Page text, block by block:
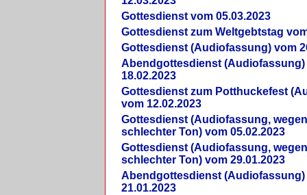
Gottesdienst vom 05.03.2023
Gottesdienst zum Weltgebtstag
Gottesdienst (Audiofassung) vom
Abendgottesdienst (Audiofassung)
18.02.2023
Gottesdienst zum Potthuckefest
vom 12.02.2023
Gottesdienst (Audiofassung,
schlechter Ton) vom 05.02.2023
Gottesdienst (Audiofassung,
schlechter Ton) vom 29.01.2023
Abendgottesdienst (Audiofassung)
21.01.2023